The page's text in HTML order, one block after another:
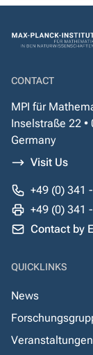
CONTACT
MPI für
Inselstraße 22
Germany
Visit Us
+49 (0) 341
+49 (0) 341
Contact by
QUICKLINKS
News
Veranstaltungen